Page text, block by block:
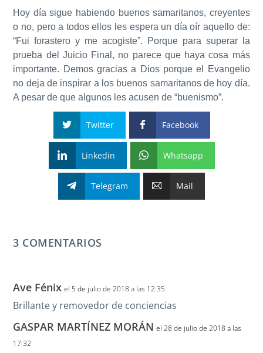
Hoy día sigue habiendo buenos samaritanos, creyentes
o no, pero a todos ellos les espera un día oír aquello de:
“Fui forastero y me acogiste”. Porque para superar la
prueba del Juicio Final, no parece que haya cosa más
importante. Demos gracias a Dios porque el Evangelio
no deja de inspirar a los buenos samaritanos de hoy día.
A pesar de que algunos les acusen de “buenismo”.
Twitter Facebook
Linkedin Whatsapp
Telegram Mail
3 COMENTARIOS
Ave Fénix el 5 de julio de 2018 a las 12:35
Brillante y removedor de conciencias
GASPAR MARTÍNEZ MORÁN el 28 de julio de 2018 a las
17:32